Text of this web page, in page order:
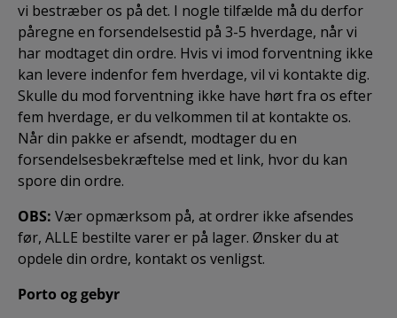
vi bestræber os på det. I nogle tilfælde må du derfor
påregne en forsendelsestid på 3-5 hverdage, når vi
har modtaget din ordre. Hvis vi imod forventning ikke
kan levere indenfor fem hverdage, vil vi kontakte dig.
Skulle du mod forventning ikke have hørt fra os efter
fem hverdage, er du velkommen til at kontakte os.
Når din pakke er afsendt, modtager du en
forsendelsesbekræftelse med et link, hvor du kan
spore din ordre.
OBS: Vær opmærksom på, at ordrer ikke afsendes
før, ALLE bestilte varer er på lager. Ønsker du at
opdele din ordre, kontakt os venligst.
Porto og gebyr